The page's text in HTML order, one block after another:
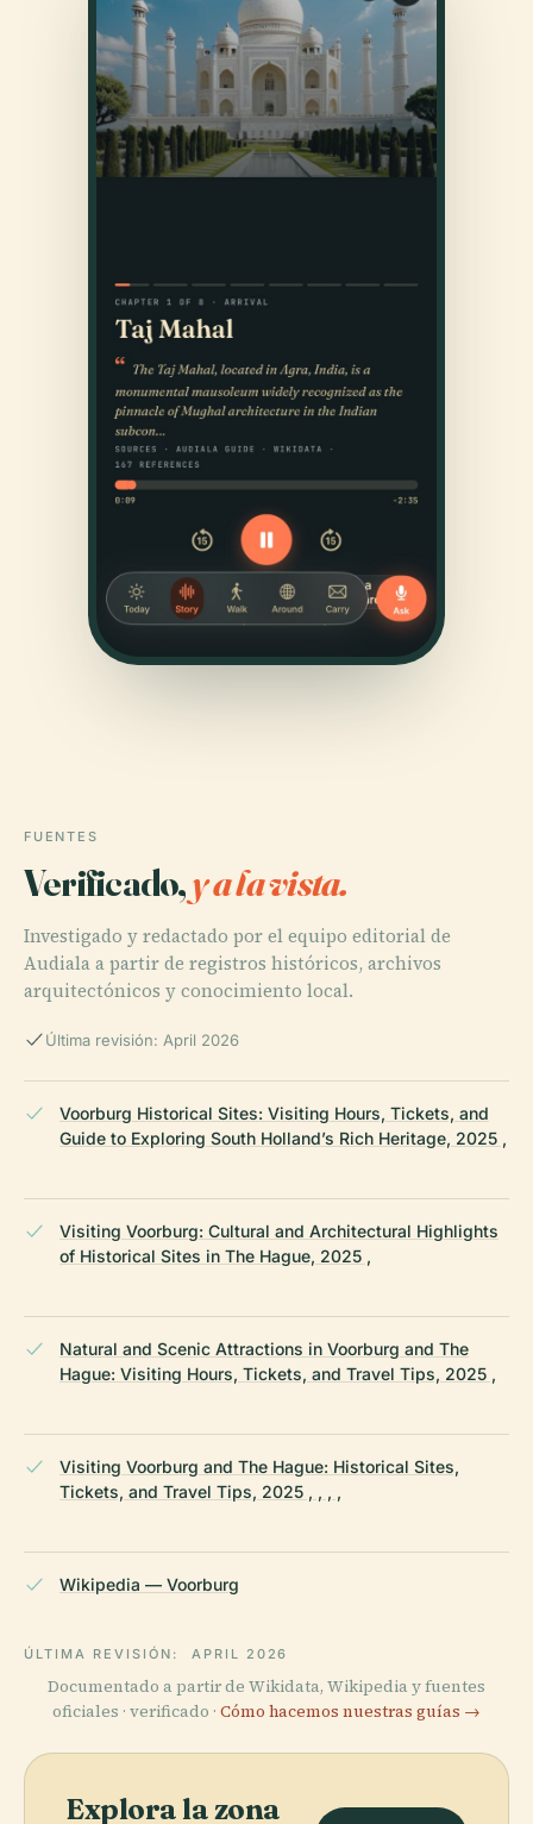
FUENTES
Verificado,y a la vista.
Investigado y redactado por el equipo editorial de
Audiala a partir de registros históricos, archivos
arquitectónicos y conocimiento local.
Última revisión: April 2026
Voorburg Historical Sites: Visiting Hours, Tickets, and
Guide to Exploring South Holland’s Rich Heritage, 2025 ,
Visiting Voorburg: Cultural and Architectural Highlights
of Historical Sites in The Hague, 2025 ,
Natural and Scenic Attractions in Voorburg and The
Hague: Visiting Hours, Tickets, and Travel Tips, 2025 ,
Visiting Voorburg and The Hague: Historical Sites,
Tickets, and Travel Tips, 2025 , , , ,
Wikipedia — Voorburg
ÚLTIMA REVISIÓN: APRIL 2026
Documentado a partir de Wikidata, Wikipedia y fuentes
oficiales · verificado · Cómo hacemos nuestras guías →
Explora la zona